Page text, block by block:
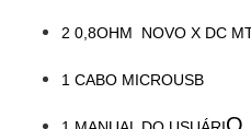
2 0,8OHM NOVO X DC
1 CABO MICROUSB
O